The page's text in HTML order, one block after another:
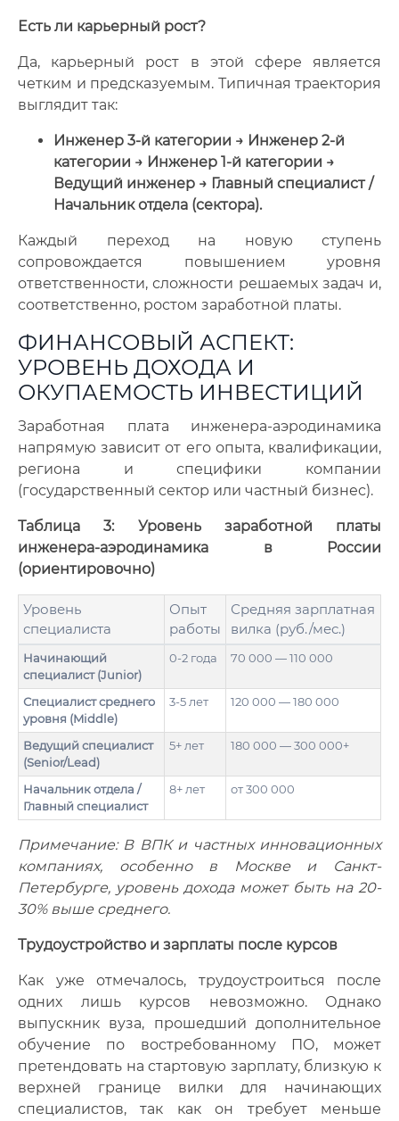
Есть ли карьерный рост?
Да, карьерный рост в этой сфере является
четким и предсказуемым. Типичная траектория
выглядит так:
Инженер 3-й категории → Инженер 2-й
категории → Инженер 1-й категории →
Ведущий инженер → Главный специалист /
Начальник отдела (сектора).
Каждый переход на новую ступень
сопровождается повышением уровня
ответственности, сложности решаемых задач и,
соответственно, ростом заработной платы.
ФИНАНСОВЫЙ АСПЕКТ:
УРОВЕНЬ ДОХОДА И
ОКУПАЕМОСТЬ ИНВЕСТИЦИЙ
Заработная плата инженера-аэродинамика
напрямую зависит от его опыта, квалификации,
региона и специфики компании
(государственный сектор или частный бизнес).
Таблица 3: Уровень заработной платы
инженера-аэродинамика в России
(ориентировочно)
Уровень
специалиста
Опыт
работы
Средняя зарплатная
вилка (руб./мес.)
Начинающий
специалист (Junior)
0-2 года 70 000 — 110 000
Специалист среднего
уровня (Middle)
3-5 лет 120 000 — 180 000
Ведущий специалист
(Senior/Lead)
5+ лет 180 000 — 300 000+
Начальник отдела /
Главный специалист
8+ лет от 300 000
Примечание: В ВПК и частных инновационных
компаниях, особенно в Москве и Санкт-
Петербурге, уровень дохода может быть на 20-
30% выше среднего.
Трудоустройство и зарплаты после курсов
Как уже отмечалось, трудоустроиться после
одних лишь курсов невозможно. Однако
выпускник вуза, прошедший дополнительное
обучение по востребованному ПО, может
претендовать на стартовую зарплату, близкую к
верхней границе вилки для начинающих
специалистов, так как он требует меньше